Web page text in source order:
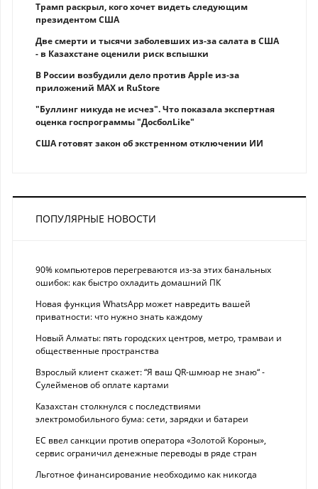
Трамп раскрыл, кого хочет видеть следующим
президентом США
Две смерти и тысячи заболевших из-за салата в США
- в Казахстане оценили риск вспышки
В России возбудили дело против Apple из-за
приложений MAX и RuStore
"Буллинг никуда не исчез". Что показала экспертная
оценка госпрограммы "ДосболLike"
США готовят закон об экстренном отключении ИИ
ПОПУЛЯРНЫЕ НОВОСТИ
90% компьютеров перегреваются из-за этих банальных
ошибок: как быстро охладить домашний ПК
Новая функция WhatsApp может навредить вашей
приватности: что нужно знать каждому
Новый Алматы: пять городских центров, метро, трамваи и
общественные пространства
Взрослый клиент скажет: “Я ваш QR-шмюар не знаю“ -
Сулейменов об оплате картами
Казахстан столкнулся с последствиями
электромобильного бума: сети, зарядки и батареи
ЕС ввел санкции против оператора «Золотой Короны»,
сервис ограничил денежные переводы в ряде стран
Льготное финансирование необходимо как никогда